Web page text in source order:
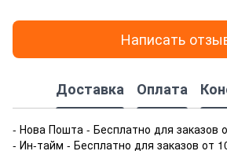
Написать
Доставка Оплата
- Нова Пошта - Бесплатно для заказов
- Ин-тайм - Бесплатно для заказов от